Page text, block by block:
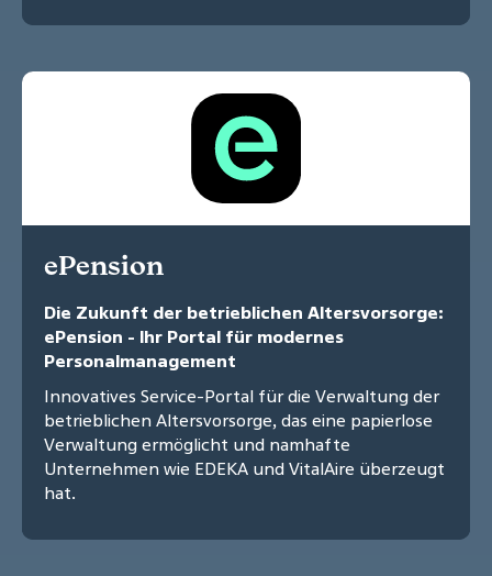
ePension
Die Zukunft der betrieblichen Altersvorsorge:
ePension - Ihr Portal für modernes
Personalmanagement
Innovatives Service-Portal für die Verwaltung der
betrieblichen Altersvorsorge, das eine papierlose
Verwaltung ermöglicht und namhafte
Unternehmen wie EDEKA und VitalAire überzeugt
hat.